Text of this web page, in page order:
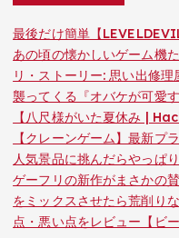
最後だけ簡単【
あの頃の懐かしいゲーム機
リ・ストーリー: 思い出修
襲ってくる『オバケが可愛
【八尺様がいた夏休み |
【クレーンゲーム】最新プ
人気景品に挑んだらやっぱ
ゲーフリの新作がまさかの
をミックスさせたら荒削り
点・悪い点をレビュー【ビ